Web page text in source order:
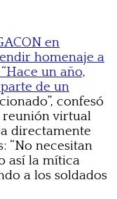
en
homenaje a
un año,
de un
confesó
reunión virtual
directamente
“No necesitan
así la mítica
a los soldados